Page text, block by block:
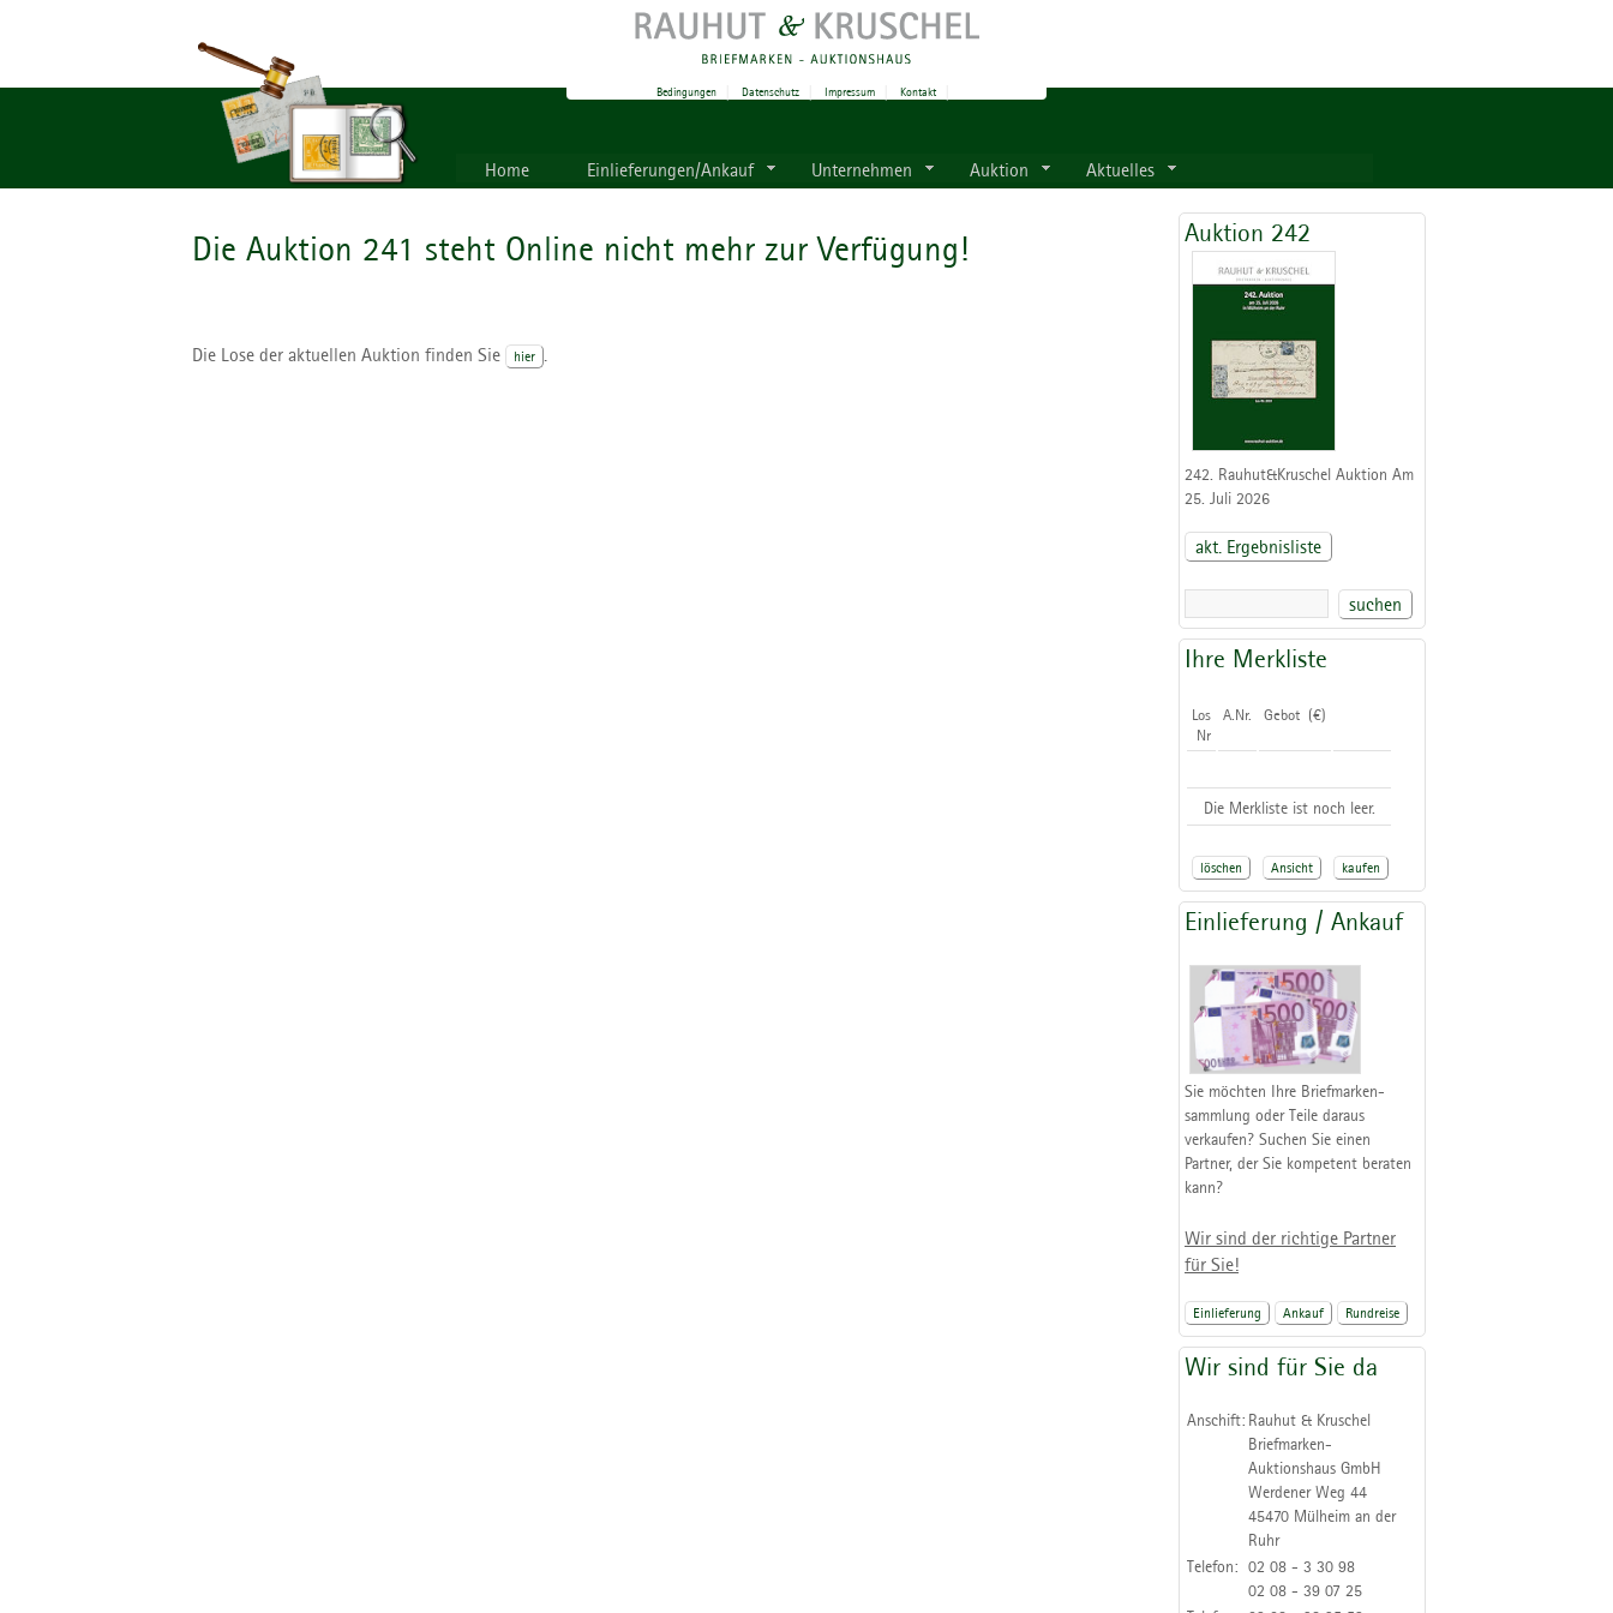
Bedingungen| Datenschutz| Impressum| Kontakt|
Home Einlieferungen/Ankauf Unternehmen Auktion Aktuelles
Die Auktion 241 steht Online nicht mehr zur Verfügung!
Die Lose der aktuellen Auktion finden Sie hier
Auktion 242
242. Rauhut&Kruschel Auktion Am
25. Juli 2026
akt. Ergebnisliste
suchen
Ihre Merkliste
Los
Nr
A.Nr. Gebot (€)
Die Merkliste ist noch leer.
löschen Ansicht kaufen
Einlieferung / Ankauf
Sie möchten Ihre Briefmarken-
sammlung oder Teile daraus
verkaufen? Suchen Sie einen
Partner, der Sie kompetent beraten
kann?
Wir sind der richtige Partner
für Sie!
Einlieferung Ankauf Rundreise
Wir sind für Sie da
Anschift: Rauhut & Kruschel
Briefmarken-
Auktionshaus GmbH
Werdener Weg 44
45470 Mülheim an der
Ruhr
Telefon: 02 08 - 3 30 98
02 08 - 39 07 25